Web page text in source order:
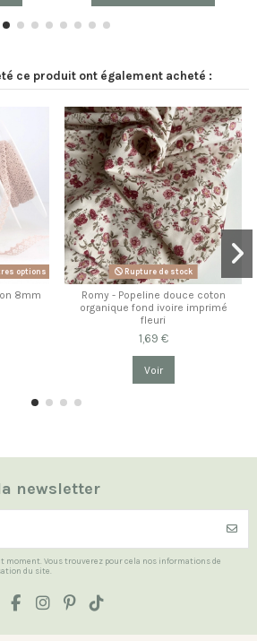
ce produit ont également acheté :
options
8mm
Rupture de stock
Romy - Popeline douce coton
organique fond ivoire imprimé
fleuri
1,69 €
Voir
newsletter
moment. Vous trouverez pour cela nos informations de
du site.